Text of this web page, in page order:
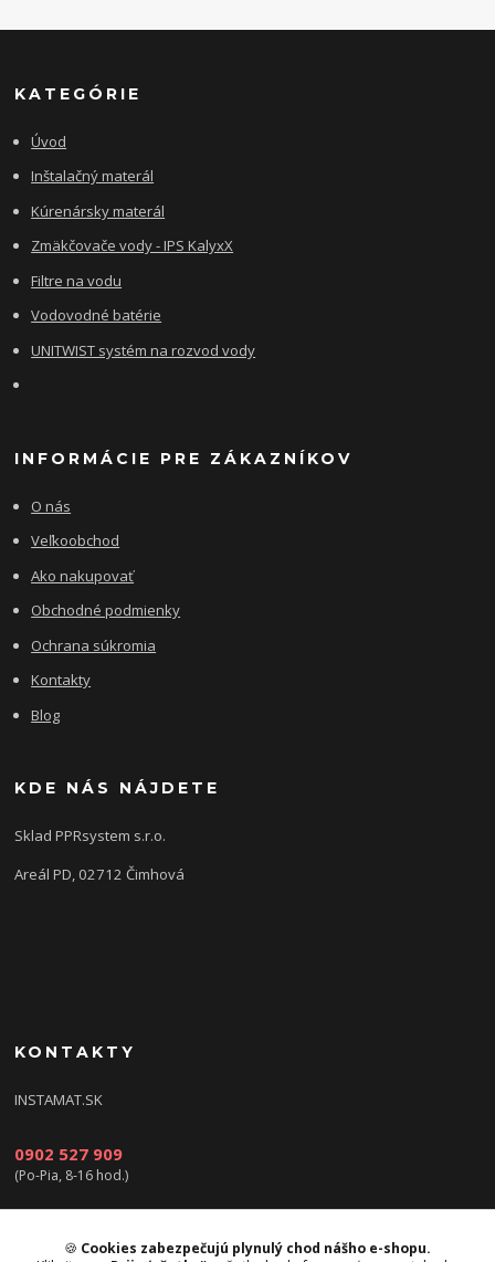
KATEGÓRIE
Úvod
Inštalačný materál
Kúrenársky materál
Zmäkčovače vody - IPS KalyxX
Filtre na vodu
Vodovodné batérie
UNITWIST systém na rozvod vody
INFORMÁCIE PRE ZÁKAZNÍKOV
O nás
Veľkoobchod
Ako nakupovať
Obchodné podmienky
Ochrana súkromia
Kontakty
Blog
KDE NÁS NÁJDETE
Sklad PPRsystem s.r.o.
Areál PD, 02712 Čimhová
KONTAKTY
INSTAMAT.SK
0902 527 909
(Po-Pia, 8-16 hod.)
info@instamat.sk
🍪 Cookies zabezpečujú plynulý chod nášho e-shopu.